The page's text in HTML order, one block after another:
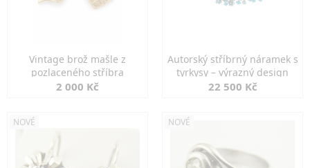
Vintage brož mašle z
pozlaceného stříbra
2 000 Kč
Autorský stříbrný náramek s
tyrkysy – výrazný design
22 500 Kč
NOVÉ NOVÉ